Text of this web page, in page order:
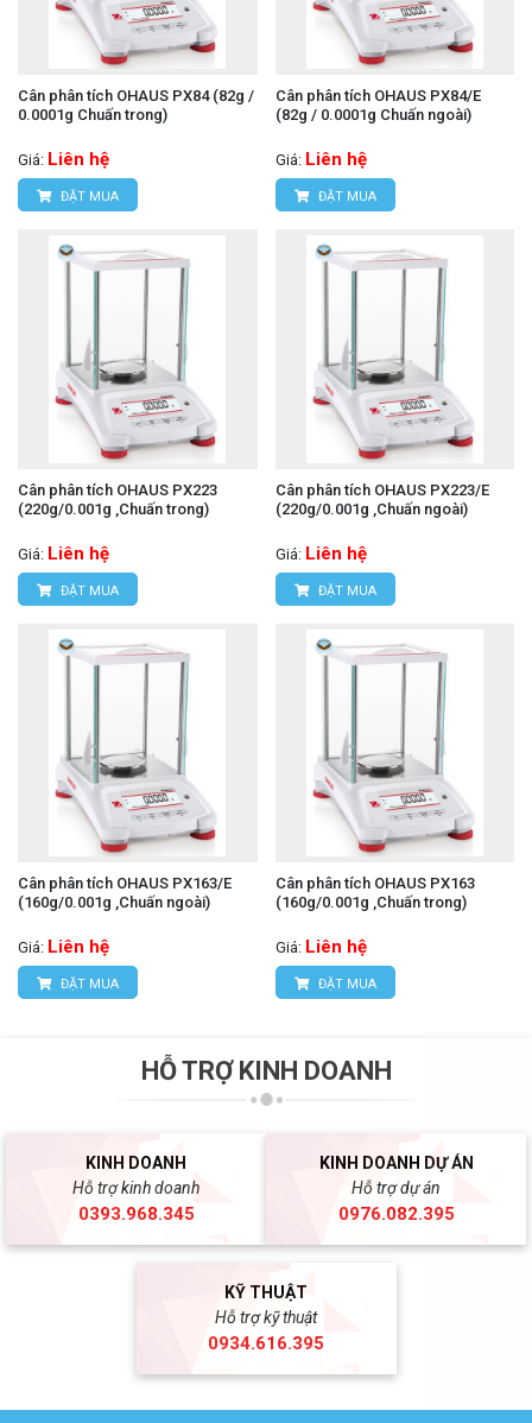
Cân phân tích OHAUS PX84 (82g /
0.0001g Chuấn trong)
Giá: Liên hệ
ĐẶT MUA
Cân phân tích OHAUS PX84/E
(82g / 0.0001g Chuấn ngoài)
Giá: Liên hệ
ĐẶT MUA
Cân phân tích OHAUS PX223
(220g/0.001g ,Chuấn trong)
Giá: Liên hệ
ĐẶT MUA
Cân phân tích OHAUS PX223/E
(220g/0.001g ,Chuấn ngoài)
Giá: Liên hệ
ĐẶT MUA
Cân phân tích OHAUS PX163/E
(160g/0.001g ,Chuấn ngoài)
Giá: Liên hệ
ĐẶT MUA
Cân phân tích OHAUS PX163
(160g/0.001g ,Chuấn trong)
Giá: Liên hệ
ĐẶT MUA
HỖ TRỢ KINH DOANH
KINH DOANH
Hỗ trợ kinh doanh
0393.968.345
KINH DOANH DỰ ÁN
Hỗ trợ dự án
0976.082.395
KỸ THUẬT
Hỗ trợ kỹ thuật
0934.616.395